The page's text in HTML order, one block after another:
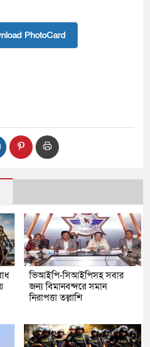
PhotoCard
ভিআইপি-সিআইপিসহ সবার
জন্য বিমানবন্দরে সমান
নিরাপত্তা তল্লাশি